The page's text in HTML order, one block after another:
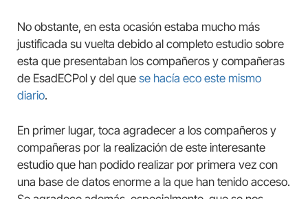
No obstante, en esta ocasión estaba mucho más
justificada su vuelta debido al completo estudio sobre
esta que presentaban los compañeros y compañeras
de EsadECPol y del que se hacía eco este mismo
diario.
En primer lugar, toca agradecer a los compañeros y
compañeras por la realización de este interesante
estudio que han podido realizar por primera vez con
una base de datos enorme a la que han tenido acceso.